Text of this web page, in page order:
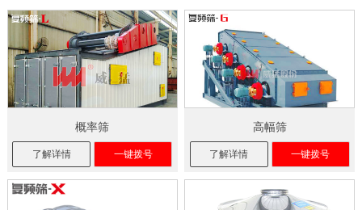
概率筛
了解详情 一键拨号
高幅筛
了解详情 一键拨号